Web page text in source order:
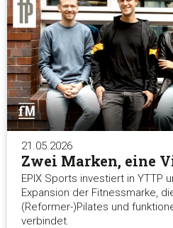
21.05.2026
Zwei Marken, eine
EPIX Sports investiert in YTTP
Expansion der Fitnessmarke,
(Reformer-)Pilates und
verbindet.